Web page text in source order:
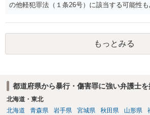
の他軽犯罪法（１条26号）に該当する可能性
ご相談者様の対応によってはご相談者の方に
能性がございますので、冷静にご対応いただ
ばと存じます。 以上、ご参考までに。
もっとみる
都道府県から暴行・傷害罪に強い弁護士を
北海道・東北
北海道
青森県 岩手県 宮城県 秋田県 山形県